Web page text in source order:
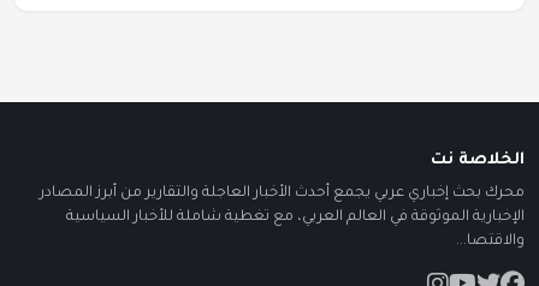
الخلاصة نت
محرك بحث إخباري عربي يجمع أحدث الأخبار العاجلة والتقارير من أبرز المصادر
الإخبارية الموثوقة في العالم العربي، مع تغطية شاملة للأخبار السياسية
والاقتصا...